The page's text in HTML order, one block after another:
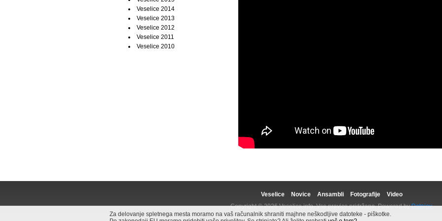
Veselice 2014
Veselice 2013
Veselice 2012
Veselice 2011
Veselice 2010
Veselice Novice Ansambli Fotografije
Video
Copyright © 2026 Veselica.info. Vse pravice pridržane. Powered byDatajoy.
Za delovanje spletnega mesta moramo na vaš računalnik shraniti majhne neškodljive datoteke - piškotke.